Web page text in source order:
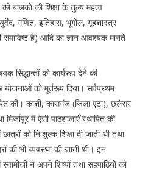
को बालकों की शिक्षा के तुल्य महत्व
गणित, इतिहास, भूगोल, गृहशास्त्र
है) आदि का ज्ञान आवश्यक मानते
सिद्धान्तों को कार्यरूप देने की
को मूर्तरूप दिया। सर्वप्रथम
की। काशी, कासगंज (जिला एटा), छलेसर
में ऐसी पाठशालाएँ स्थापित की
को नि:शुल्क शिक्षा दी जाती थी तथा
भी व्यवस्था की जाती थी। इन
ने अपने शिष्यों तथा सहपाठियों को